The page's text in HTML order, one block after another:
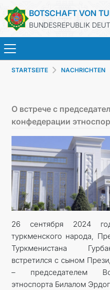
BOTSCHAFT VON
BUNDESREPUBLIK
MFAA
INVESTITIONEN
STARTSEITE NACHRICHTEN
О встрече с
конфедерации
26 сентября 2024
туркменского народа,
Туркменистана
встретился с сыном
– председателем
этноспорта Билалом